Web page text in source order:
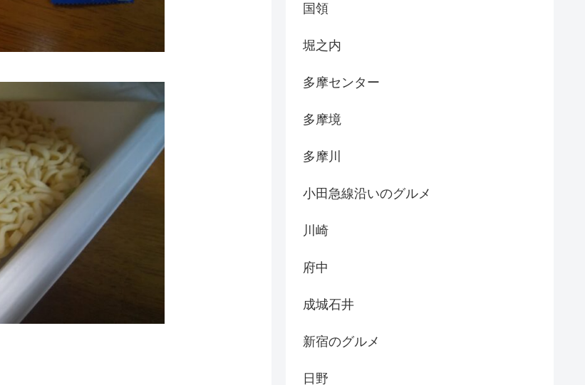
国領
堀之内
多摩センター
多摩境
多摩川
小田急線沿いのグルメ
川崎
府中
成城石井
新宿のグルメ
日野